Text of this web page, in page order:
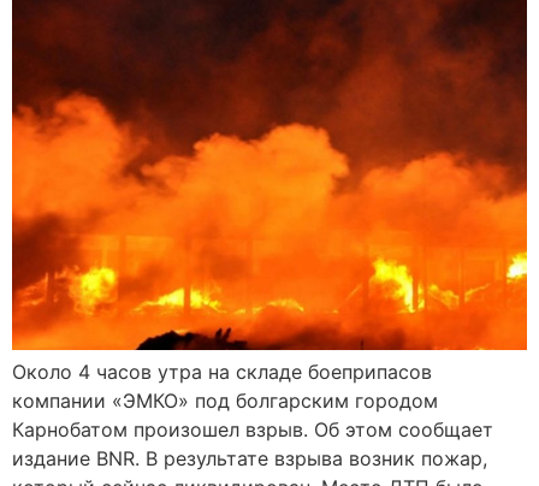
Около 4 часов утра на складе боеприпасов
компании «ЭМКО» под болгарским городом
Карнобатом произошел взрыв. Об этом сообщает
издание BNR. В результате взрыва возник пожар,